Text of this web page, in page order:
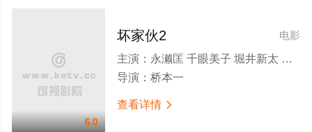
6.0
电影
坏家伙2
主演： 永濑匡 千眼美子 堀井新太 成田瑛基 荒井敦史 大江健次 Kaito 小久保寿人 中西晶 吉村界人 石田卓也 菅田俊 伊藤洋三郎 木村佑一 佐藤二朗 平田满 南果步
导演： 桥本一
查看详情 